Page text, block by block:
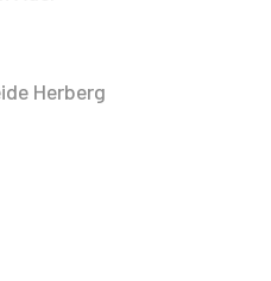
Herberg